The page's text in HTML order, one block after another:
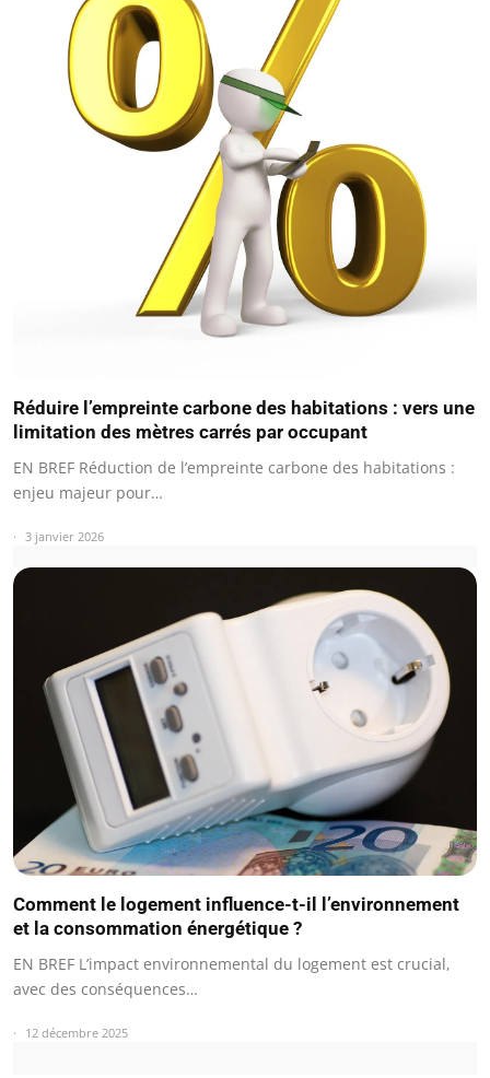
Réduire l’empreinte carbone des habitations : vers une
limitation des mètres carrés par occupant
EN BREF Réduction de l’empreinte carbone des habitations :
enjeu majeur pour…
3 janvier 2026
Comment le logement influence-t-il l’environnement
et la consommation énergétique ?
EN BREF L’impact environnemental du logement est crucial,
avec des conséquences…
12 décembre 2025